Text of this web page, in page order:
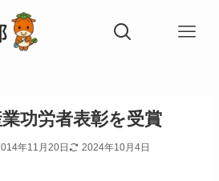
功労者表彰を受賞
年11月20日 2024年10月4日